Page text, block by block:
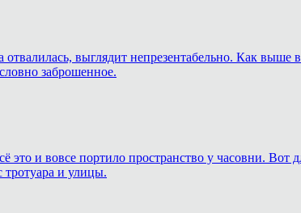
выглядит непрезентабельно. Как выше
заброшенное.
это и вовсе портило пространство у часовни.
тротуара и улицы.